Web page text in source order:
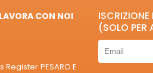
LAVORA CON NOI
PESARO E
ISCRIZIONE
(SOLO PER